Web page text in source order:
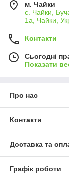
м. Чайки
с. Чайки,
1а, Чайки,
Контакти
Сьогодні
Показати
Про нас
Контакти
Доставка та
Графік роботи